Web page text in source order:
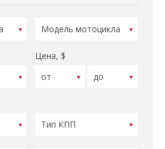
Цена, $